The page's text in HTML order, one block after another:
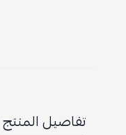
تفاصيل المنتج